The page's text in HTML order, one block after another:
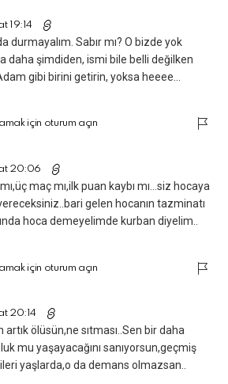
19:14
durmayalım. Sabır mı? O bizde yok
daha şimdiden, ismi bile belli değilken
gibi birini getirin, yoksa heeee…
için oturum açın
at 20:06
maç mı,ilk puan kaybı mı…siz hocaya
gelen hocanın tazminatı
hoca demeyelimde kurban diyelim..
için oturum açın
20:14
artık ölüsün,ne sıtması..Sen bir daha
mu yaşayacağını sanıyorsun,geçmiş
yaşlarda,o da demans olmazsan..